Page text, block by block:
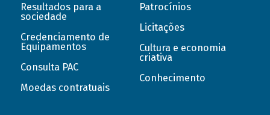
Resultados para a
sociedade
Credenciamento de
Equipamentos
Consulta PAC
Moedas contratuais
Patrocínios
Licitações
Cultura e economia
criativa
Conhecimento